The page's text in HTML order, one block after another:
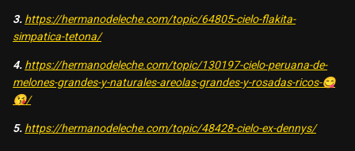
3. https://hermanodeleche.com/topic/64805-cielo-flakita-
simpatica-tetona/
4. https://hermanodeleche.com/topic/130197-cielo-peruana-de-
melones-grandes-y-naturales-areolas-grandes-y-rosadas-ricos-😋
😘/
5. https://hermanodeleche.com/topic/48428-cielo-ex-dennys/